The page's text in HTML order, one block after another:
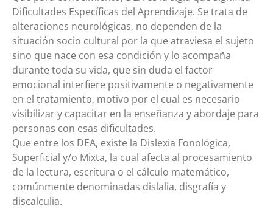
Dificultades Específicas del Aprendizaje. Se trata de
alteraciones neurológicas, no dependen de la
situación socio cultural por la que atraviesa el sujeto
sino que nace con esa condición y lo acompaña
durante toda su vida, que sin duda el factor
emocional interfiere positivamente o negativamente
en el tratamiento, motivo por el cual es necesario
visibilizar y capacitar en la enseñanza y abordaje para
personas con esas dificultades.
Que entre los DEA, existe la Dislexia Fonológica,
Superficial y/o Mixta, la cual afecta al procesamiento
de la lectura, escritura o el cálculo matemático,
comúnmente denominadas dislalia, disgrafía y
discalculia.